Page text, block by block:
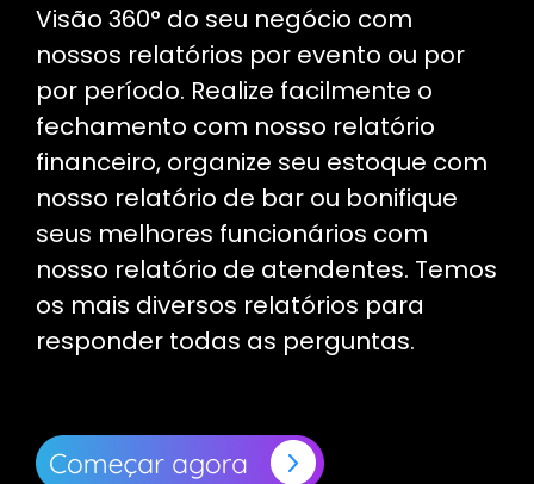
Visão 360° do seu negócio com
nossos relatórios por evento ou por
por período. Realize facilmente o
fechamento com nosso relatório
financeiro, organize seu estoque com
nosso relatório de bar ou bonifique
seus melhores funcionários com
nosso relatório de atendentes. Temos
os mais diversos relatórios para
responder todas as perguntas.